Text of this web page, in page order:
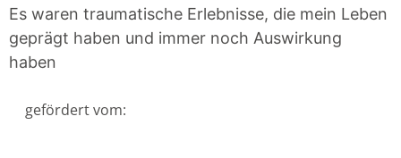
Es waren traumatische Erlebnisse, die mein Leben
geprägt haben und immer noch Auswirkung
haben
gefördert vom: